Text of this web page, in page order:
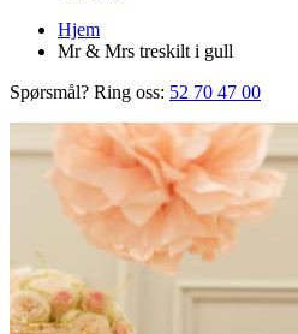
Hjem
Mr & Mrs treskilt i gull
Spørsmål? Ring oss: 52 70 47 00